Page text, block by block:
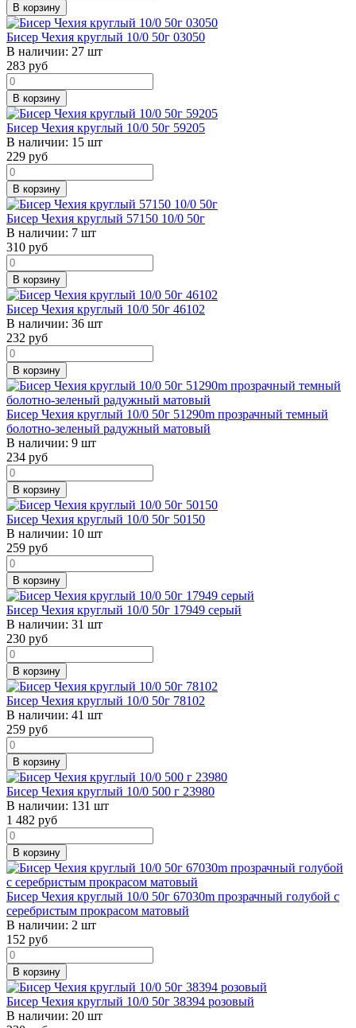
В корзину
Бисер Чехия круглый 10/0 50г 03050
В наличии: 27 шт
283 руб
В корзину
Бисер Чехия круглый 10/0 50г 59205
В наличии: 15 шт
229 руб
В корзину
Бисер Чехия круглый 57150 10/0 50г
В наличии: 7 шт
310 руб
В корзину
Бисер Чехия круглый 10/0 50г 46102
В наличии: 36 шт
232 руб
В корзину
Бисер Чехия круглый 10/0 50г 51290m прозрачный темный
болотно-зеленый радужный матовый
В наличии: 9 шт
234 руб
В корзину
Бисер Чехия круглый 10/0 50г 50150
В наличии: 10 шт
259 руб
В корзину
Бисер Чехия круглый 10/0 50г 17949 серый
В наличии: 31 шт
230 руб
В корзину
Бисер Чехия круглый 10/0 50г 78102
В наличии: 41 шт
259 руб
В корзину
Бисер Чехия круглый 10/0 500 г 23980
В наличии: 131 шт
1 482 руб
В корзину
Бисер Чехия круглый 10/0 50г 67030m прозрачный голубой с
серебристым прокрасом матовый
В наличии: 2 шт
152 руб
В корзину
Бисер Чехия круглый 10/0 50г 38394 розовый
В наличии: 20 шт